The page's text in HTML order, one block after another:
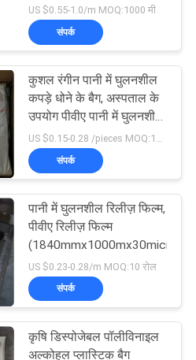
गैर बुना
33
घुलनशील बीज
US $0.55-1.0/m MOQ:1000 मी
संपर्क
कुशल रंगीन पानी में घुलनशील
कपड़े धोने के बैग, अस्पताल के
उपयोग पीवीए पानी में घुलनशील
कपड़े धोने के बैग
संपर्क
पानी में घुलनशील रिलीज़ फिल्म,
पीवीए रिलीज़ फिल्म
(1840mmx1000mx30micron)
US $0.23-0.28/m MOQ:10 रोल
संपर्क
कृषि डिस्पोजेबल पॉलीविनाइल
अल्कोहल प्लास्टिक बैग